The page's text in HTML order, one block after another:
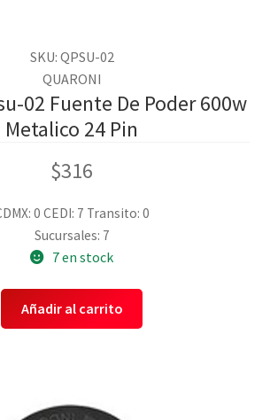
SKU: QPSU-02
QUARONI
02 Fuente De Poder 600w
Metalico 24 Pin
$316
0 CEDI: 7 Transito: 0
Sucursales: 7
7 en stock
Añadir al carrito